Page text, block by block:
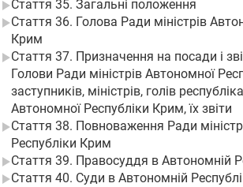
Стаття 35. Загальні положення
Стаття 36. Голова Ради міністрів
Крим
Стаття 37. Призначення на посади і
Голови Ради міністрів Автономної
заступників, міністрів, голів
Автономної Республіки Крим, їх звіти
Стаття 38. Повноваження Ради
Республіки Крим
Стаття 39. Правосуддя в Автономній
Стаття 40. Суди в Автономній